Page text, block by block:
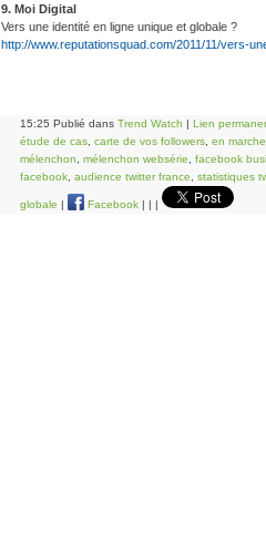
9. Moi Digital
Vers une identité en ligne unique et globale ?
http://www.reputationsquad.com/2011/11/vers-
15:25 Publié dans Trend Watch | Lien
étude de cas carte de vos followers en
mélenchon
mélenchon websérie facebook
facebook audience twitter france statistiques
globale | Facebook | | |